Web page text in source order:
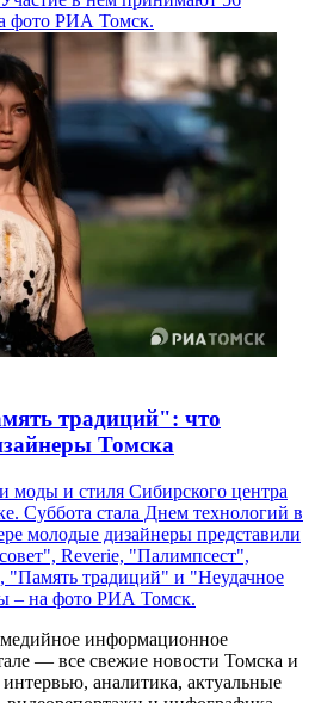
фото РИА Томск.
традиций": что
Томска
моды и стиля Сибирского центра
Суббота стала Днем технологий в
молодые дизайнеры представили
Reverie, "Палимпсест",
"Память традиций" и "Неудачное
– на фото РИА Томск.
информационное
— все свежие новости Томска и
аналитика, актуальные